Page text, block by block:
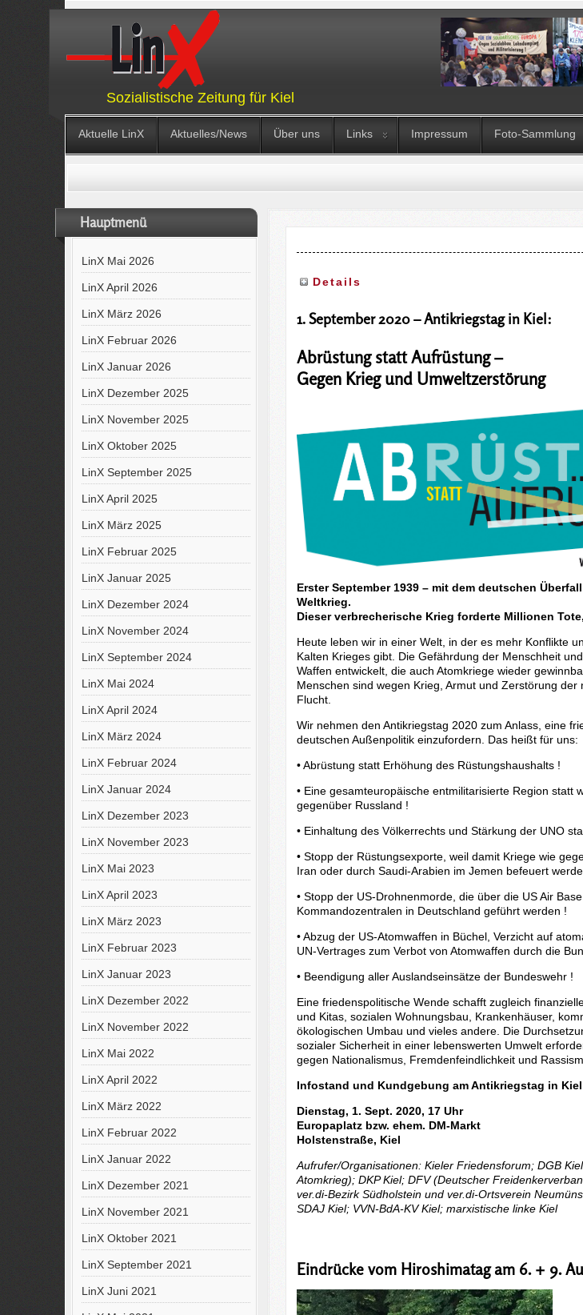
Sozialistische Zeitung für Kiel
Aktuelle LinX Aktuelles/News Über uns Links Impressum Foto-Sammlung
Hauptmenü
LinX Mai 2026
LinX April 2026
LinX März 2026
LinX Februar 2026
LinX Januar 2026
LinX Dezember 2025
LinX November 2025
LinX Oktober 2025
LinX September 2025
LinX April 2025
LinX März 2025
LinX Februar 2025
LinX Januar 2025
LinX Dezember 2024
LinX November 2024
LinX September 2024
LinX Mai 2024
LinX April 2024
LinX März 2024
LinX Februar 2024
LinX Januar 2024
LinX Dezember 2023
LinX November 2023
LinX Mai 2023
LinX April 2023
LinX März 2023
LinX Februar 2023
LinX Januar 2023
LinX Dezember 2022
LinX November 2022
LinX Mai 2022
LinX April 2022
LinX März 2022
LinX Februar 2022
LinX Januar 2022
LinX Dezember 2021
LinX November 2021
LinX Oktober 2021
LinX September 2021
LinX Juni 2021
Details
1. September 2020 – Antikriegstag in Kiel:
Abrüstung statt Aufrüstung –
Gegen Krieg und Umweltzerstörung
Erster September 1939 – mit dem deutschen
Weltkrieg.
Dieser verbrecherische Krieg forderte Millionen
Heute leben wir in einer Welt, in der es mehr Konflikte
Kalten Krieges gibt. Die Gefährdung der Menschheit
Waffen entwickelt, die auch Atomkriege wieder
Menschen sind wegen Krieg, Armut und Zerstörung
Flucht.
Wir nehmen den Antikriegstag 2020 zum Anlass, eine
deutschen Außenpolitik einzufordern. Das heißt für uns:
• Abrüstung statt Erhöhung des Rüstungshaushalts !
• Eine gesamteuropäische entmilitarisierte Region statt
gegenüber Russland !
• Einhaltung des Völkerrechts und Stärkung der UNO
• Stopp der Rüstungsexporte, weil damit Kriege wie
Iran oder durch Saudi-Arabien im Jemen befeuert
• Stopp der US-Drohnenmorde, die über die US Air
Kommandozentralen in Deutschland geführt werden !
• Abzug der US-Atomwaffen in Büchel, Verzicht auf
UN-Vertrages zum Verbot von Atomwaffen durch die
• Beendigung aller Auslandseinsätze der Bundeswehr !
Eine friedenspolitische Wende schafft zugleich
und Kitas, sozialen Wohnungsbau, Krankenhäuser,
ökologischen Umbau und vieles andere. Die
sozialer Sicherheit in einer lebenswerten Umwelt
gegen Nationalismus, Fremdenfeindlichkeit und
Infostand und Kundgebung amAntikriegstag in Kiel
Dienstag, 1. Sept. 2020, 17 Uhr
Europaplatz bzw. ehem. DM-Markt
Holstenstraße, Kiel
Aufrufer/Organisationen: Kieler Friedensforum; DGB
Atomkrieg); DKP Kiel; DFV (Deutscher
ver.di-Bezirk Südholstein und ver.di-Ortsverein
SDAJ Kiel; VVN-BdA-KV Kiel; marxistische linke Kiel
Eindrücke vom Hiroshimatag am 6. + 9.